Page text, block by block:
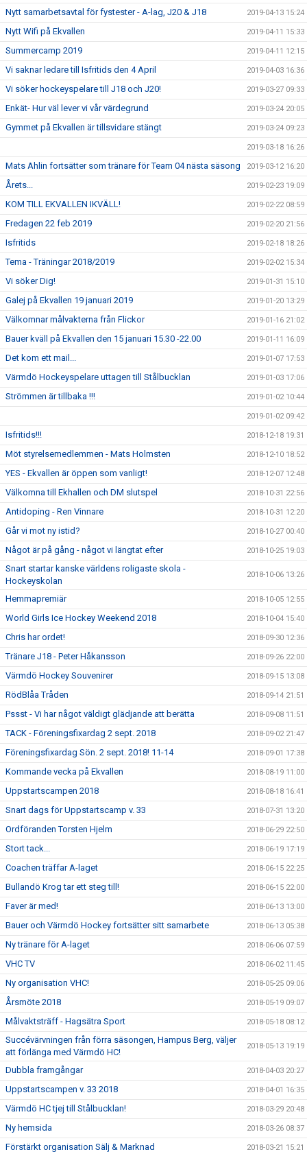
Nytt samarbetsavtal för fystester - A-lag, J20 & J18 2019-04-13 15:24
Nytt Wifi på Ekvallen 2019-04-11 15:33
Summercamp 2019 2019-04-11 12:15
Vi saknar ledare till Isfritids den 4 April 2019-04-03 16:36
Vi söker hockeyspelare till J18 och J20! 2019-03-27 09:33
Enkät- Hur väl lever vi vår värdegrund 2019-03-24 20:05
Gymmet på Ekvallen är tillsvidare stängt 2019-03-24 09:23
2019-03-18 16:26
Mats Ahlin fortsätter som tränare för Team 04 nästa säsong 2019-03-12 16:20
Årets... 2019-02-23 19:09
KOM TILL EKVALLEN IKVÄLL! 2019-02-22 08:59
Fredagen 22 feb 2019 2019-02-20 21:56
Isfritids 2019-02-18 18:26
Tema - Träningar 2018/2019 2019-02-02 15:34
Vi söker Dig! 2019-01-31 15:10
Galej på Ekvallen 19 januari 2019 2019-01-20 13:29
Välkomnar målvakterna från Flickor 2019-01-16 21:02
Bauer kväll på Ekvallen den 15 januari 15.30 -22.00 2019-01-11 16:09
Det kom ett mail... 2019-01-07 17:53
Värmdö Hockeyspelare uttagen till Stålbucklan 2019-01-03 17:06
Strömmen är tillbaka !!! 2019-01-02 10:44
2019-01-02 09:42
Isfritids!!! 2018-12-18 19:31
Möt styrelsemedlemmen - Mats Holmsten 2018-12-10 18:52
YES - Ekvallen är öppen som vanligt! 2018-12-07 12:48
Välkomna till Ekhallen och DM slutspel 2018-10-31 22:56
Antidoping - Ren Vinnare 2018-10-31 12:20
Går vi mot ny istid? 2018-10-27 00:40
Något är på gång - något vi längtat efter 2018-10-25 19:03
Snart startar kanske världens roligaste skola -
Hockeyskolan
2018-10-06 13:26
Hemmapremiär 2018-10-05 12:55
World Girls Ice Hockey Weekend 2018 2018-10-04 15:40
Chris har ordet! 2018-09-30 12:36
Tränare J18 - Peter Håkansson 2018-09-26 22:00
Värmdö Hockey Souvenirer 2018-09-15 13:08
RödBlåa Tråden 2018-09-14 21:51
Pssst - Vi har något väldigt glädjande att berätta 2018-09-08 11:51
TACK - Föreningsfixardag 2 sept. 2018 2018-09-02 21:47
Föreningsfixardag Sön. 2 sept. 2018! 11-14 2018-09-01 17:38
Kommande vecka på Ekvallen 2018-08-19 11:00
Uppstartscampen 2018 2018-08-18 16:41
Snart dags för Uppstartscamp v. 33 2018-07-31 13:20
Ordföranden Torsten Hjelm 2018-06-29 22:50
Stort tack... 2018-06-19 17:19
Coachen träffar A-laget 2018-06-15 22:25
Bullandö Krog tar ett steg till! 2018-06-15 22:00
Faver är med! 2018-06-13 13:00
Bauer och Värmdö Hockey fortsätter sitt samarbete 2018-06-13 05:38
Ny tränare för A-laget 2018-06-06 07:59
VHC TV 2018-06-02 11:45
Ny organisation VHC! 2018-05-25 09:06
Årsmöte 2018 2018-05-19 09:07
Målvaktsträff - Hagsätra Sport 2018-05-18 08:12
Succévärvningen från förra säsongen, Hampus Berg, väljer
att förlänga med Värmdö HC!
2018-05-13 19:19
Dubbla framgångar 2018-04-03 20:27
Uppstartscampen v. 33 2018 2018-04-01 16:35
Värmdö HC tjej till Stålbucklan! 2018-03-29 20:48
Ny hemsida 2018-03-26 08:37
Förstärkt organisation Sälj & Marknad 2018-03-21 15:21